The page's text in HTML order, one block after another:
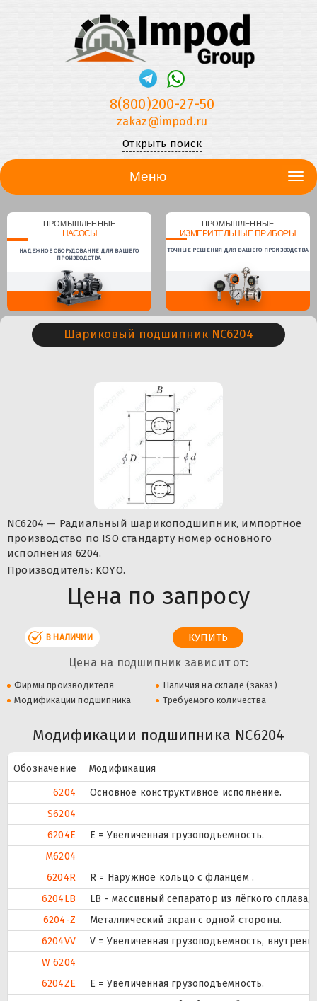
8(800)200-27-50
zakaz@impod.ru
Открыть поиск
Меню
ПРОМЫШЛЕННЫЕ
НАСОСЫ
НАДЕЖНОЕ ОБОРУДОВАНИЕ ДЛЯ ВАШЕГО
ПРОИЗВОДСТВА
ПРОМЫШЛЕННЫЕ
ИЗМЕРИТЕЛЬНЫЕ ПРИБОРЫ
ТОЧНЫЕ РЕШЕНИЯ ДЛЯ ВАШЕГО ПРОИЗВОДСТВА
Шариковый подшипник NC6204
NC6204 — Радиальный шарикоподшипник, импортное
производство по ISO стандарту номер основного
исполнения 6204.
Производитель: KOYO.
Цена по запросу
В НАЛИЧИИ
Цена на подшипник зависит от:
Фирмы производителя
Наличия на складе (заказ)
Модификации подшипника
Требуемого количества
Модификации подшипника NC6204
Обозначение
Модификация
6204
Основное конструктивное исполнение.
S6204
6204E
Е = Увеличенная грузоподъемность.
M6204
6204R
R = Наружное кольцо с фланцем .
6204LB
LB - массивный сепаратор из лёгкого
6204-Z
Металлический экран с одной стороны.
6204VV
V = Увеличенная грузоподъемность,
W 6204
6204ZE
Е = Увеличенная грузоподъемность.